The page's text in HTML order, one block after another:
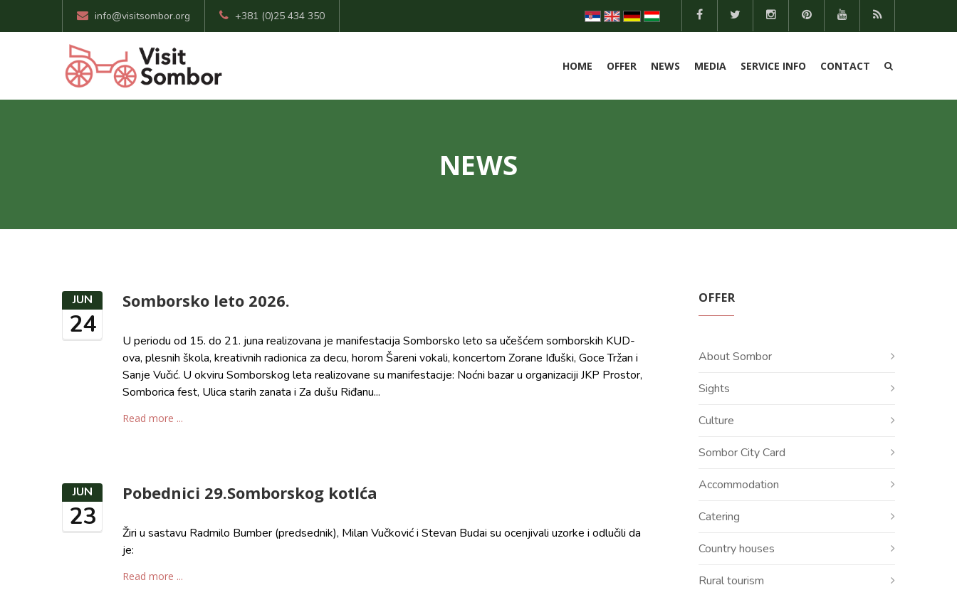
info@visitsombor.org +381 (0)25 434 350
HOME OFFER NEWS MEDIA SERVICE INFO CONTACT
NEWS
JUN
24
Somborsko leto 2026.
U periodu od 15. do 21. juna realizovana je manifestacija Somborsko leto sa učešćem somborskih KUD-
ova, plesnih škola, kreativnih radionica za decu, horom Šareni vokali, koncertom Zorane Iđuški, Goce Tržan i
Sanje Vučić. U okviru Somborskog leta realizovane su manifestacije: Noćni bazar u organizaciji JKP Prostor,
Somborica fest, Ulica starih zanata i Za dušu Riđanu...
Read more ...
JUN
23
Pobednici 29.Somborskog kotlća
Žiri u sastavu Radmilo Bumber (predsednik), Milan Vučković i Stevan Budai su ocenjivali uzorke i odlučili da
je:
Read more ...
OFFER
About Sombor
Sights
Culture
Sombor City Card
Accommodation
Catering
Country houses
Rural tourism